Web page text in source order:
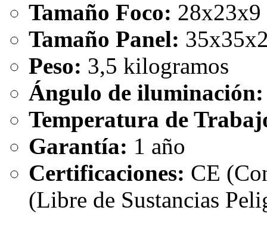
Tamaño Foco: 28x23x9
Tamaño Panel:
Peso: 3,5 kilogramos
Ángulo de iluminación:
Temperatura de
Garantía: 1 año
Certificaciones: CE
(Libre de Sustancias